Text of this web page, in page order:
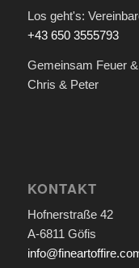
Los geht's:
+43 650 3555793
Gemeinsam Feuer
Chris & Peter
KONTAKT
Hofnerstraße 42
A-6811 Göfis